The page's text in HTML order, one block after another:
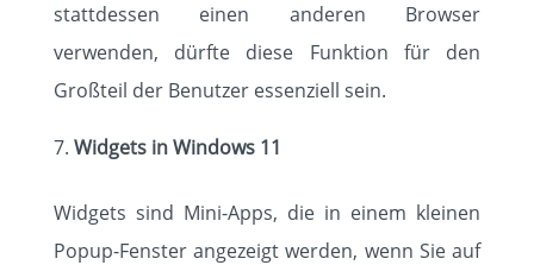
stattdessen einen anderen Browser
verwenden, dürfte diese Funktion für den
Großteil der Benutzer essenziell sein.
Widgets in Windows 11
Widgets sind Mini-Apps, die in einem kleinen
Popup-Fenster angezeigt werden, wenn Sie auf